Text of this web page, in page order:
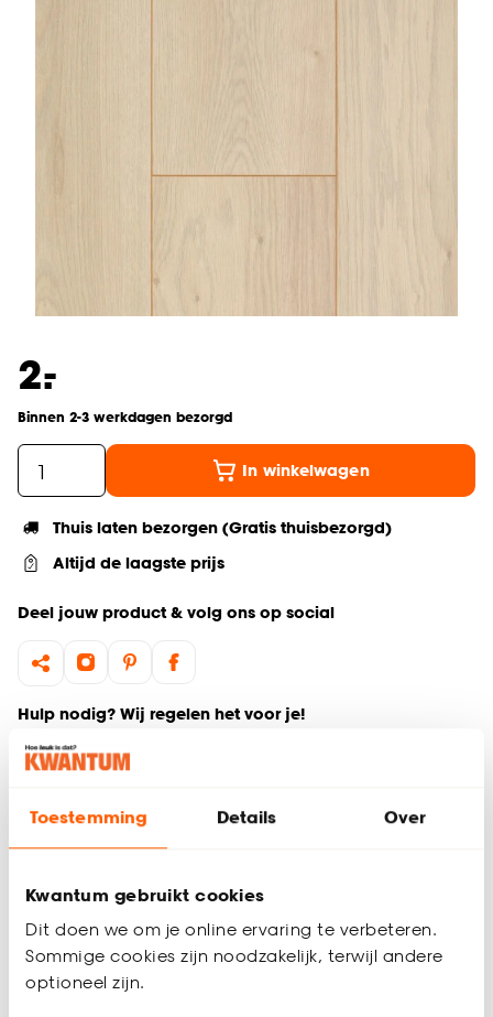
Toestemming Details Over
Kwantum gebruikt cookies
Dit doen we om je online ervaring te verbeteren.
Sommige cookies zijn noodzakelijk, terwijl andere
optioneel zijn.
2.
-
Binnen 2-3 werkdagen bezorgd
In winkelwagen
Thuis laten bezorgen (Gratis thuisbezorgd)
Altijd de laagste prijs
Deel jouw product & volg ons op social
Hulp nodig? Wij regelen het voor je!
Productomschrijving
interieur past? Bestel vrijblijvend één of meerdere kleurstalen
Zo ben je 100% zeker van de juiste keuze. De kleurstalen
worden binnen 2 à 3 werkdagen thuisbezorgd en passen
door de brievenbus. Afmeting staal Laminaat: 10 cm lang, de